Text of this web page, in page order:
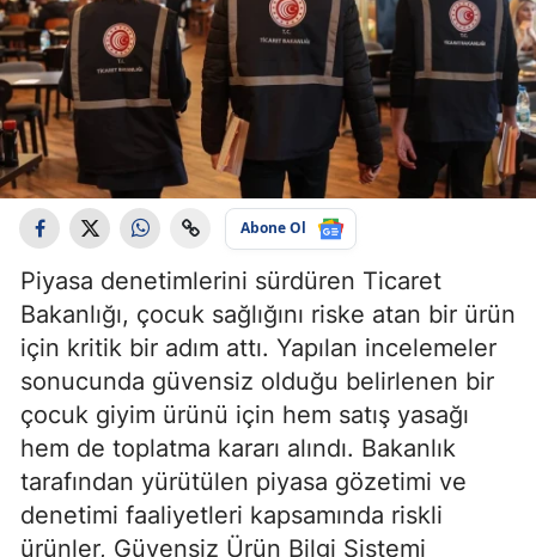
Abone Ol
Piyasa denetimlerini sürdüren Ticaret
Bakanlığı, çocuk sağlığını riske atan bir ürün
için kritik bir adım attı. Yapılan incelemeler
sonucunda güvensiz olduğu belirlenen bir
çocuk giyim ürünü için hem satış yasağı
hem de toplatma kararı alındı. Bakanlık
tarafından yürütülen piyasa gözetimi ve
denetimi faaliyetleri kapsamında riskli
ürünler, Güvensiz Ürün Bilgi Sistemi